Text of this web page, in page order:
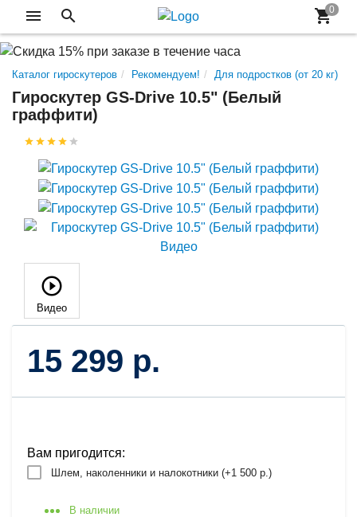
Каталог гироскутеров Рекомендуем! Для подростков (от 20 кг)
Гироскутер GS-Drive 10.5" (Белый
граффити)
Видео
15 299 р.
Вам пригодится:
Шлем, наколенники и налокотники (+1 500 р.)
В наличии